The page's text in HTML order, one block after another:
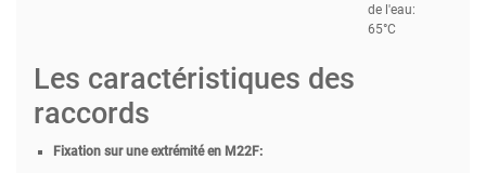
de l'eau:
65°C
Les caractéristiques des
raccords
Fixation sur une extrémité en M22F: